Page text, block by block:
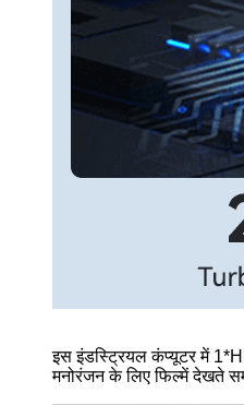
इस इंडस्ट्रियल कंप्यूटर में
मनोरंजन के लिए फिल्में देखते